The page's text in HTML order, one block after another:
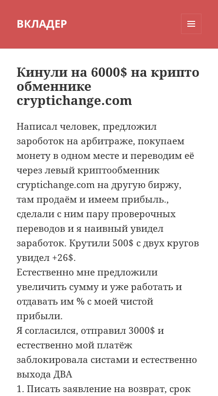
ВКЛАДЕР
Кинули на 6000$ на крипто
обменнике
cryptichange.com
Написал человек, предложил
зароботок на арбитраже, покупаем
монету в одном месте и переводим её
через левый криптообменник
cryptichange.com на другую биржу,
там продаём и имеем прибыль.,
сделали с ним пару проверочных
переводов и я наивный увидел
заработок. Крутили 500$ с двух кругов
увидел +26$.
Естественно мне предложили
увеличить сумму и уже работать и
отдавать им % с моей чистой
прибыли.
Я согласился, отправил 3000$ и
естественно мой платёж
заблокировала систами и естественно
выхода ДВА
1. Писать заявление на возврат, срок